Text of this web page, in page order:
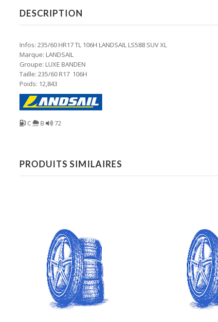
DESCRIPTION
Infos: 235/60 HR17 TL 106H LANDSAIL LS588 SUV XL
Marque: LANDSAIL
Groupe: LUXE BANDEN
Taille: 235/60 R17 106H
Poids: 12,843
C B 72
PRODUITS SIMILAIRES